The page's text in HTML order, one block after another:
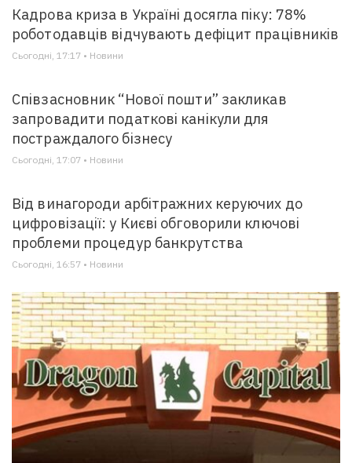
Кадрова криза в Україні досягла піку: 78%
роботодавців відчувають дефіцит працівників
Сьогодні, 17:17 • Новини
Співзасновник “Нової пошти” закликав
запровадити податкові канікули для
постраждалого бізнесу
Сьогодні, 17:07 • Новини
Від винагороди арбітражних керуючих до
цифровізації: у Києві обговорили ключові
проблеми процедур банкрутства
Сьогодні, 16:57 • Новини